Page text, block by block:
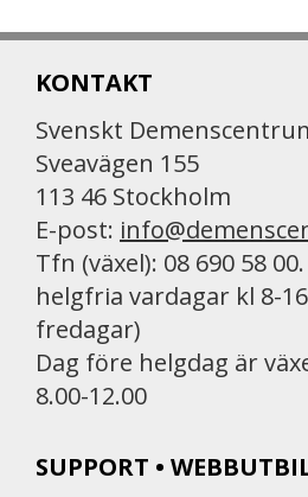
KONTAKT
Svenskt
Sveavägen 155
113 46 Stockholm
E-post:
Tfn (växel): 08 690 58
helgfria vardagar kl 8-
fredagar)
Dag före helgdag är
8.00-12.00
SUPPORT •